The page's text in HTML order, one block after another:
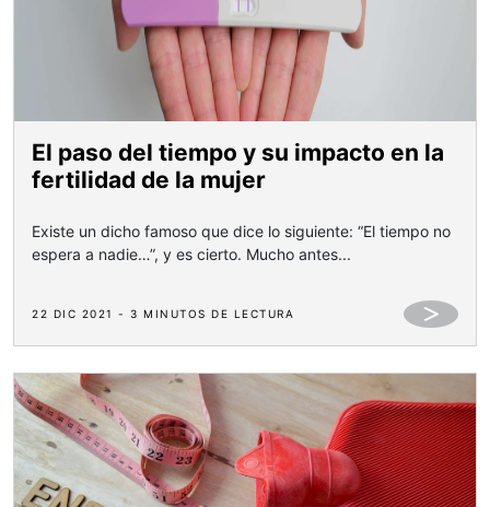
El paso del tiempo y su impacto en la
fertilidad de la mujer
Existe un dicho famoso que dice lo siguiente: “El tiempo no
espera a nadie…”, y es cierto. Mucho antes...
22 DIC 2021 - 3 MINUTOS DE LECTURA